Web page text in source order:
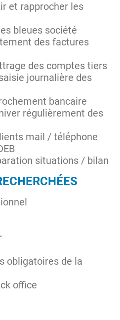
et rapprocher les
bleues société
des factures
des comptes tiers
journalière des
bancaire
régulièrement des
mail / téléphone
situations / bilan
obligatoires de la
office